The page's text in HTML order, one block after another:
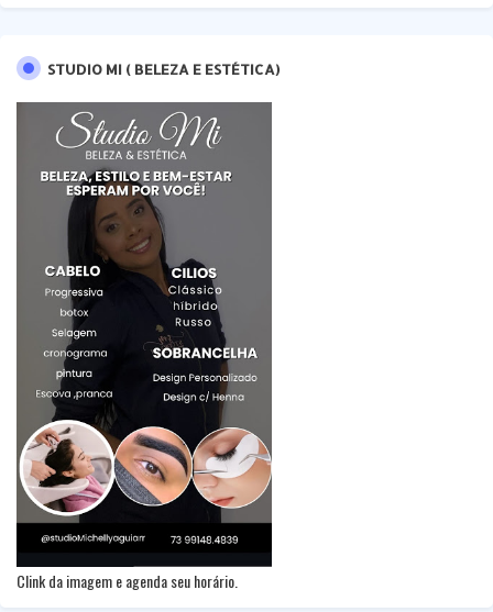
STUDIO MI ( BELEZA E ESTÉTICA)
Clink da imagem e agenda seu horário.